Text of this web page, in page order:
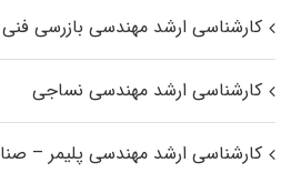
کارشناسی ارشد مهندسی بازرسی فنی
کارشناسی ارشد مهندسی نساجی
کارشناسی ارشد مهندسی پلیمر –